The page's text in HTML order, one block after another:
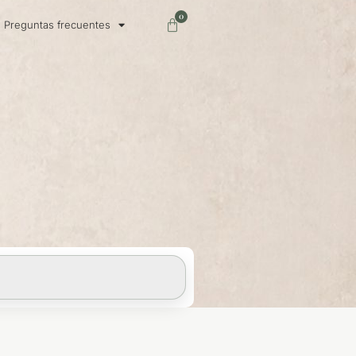
Preguntas frecuentes
0
Carrito